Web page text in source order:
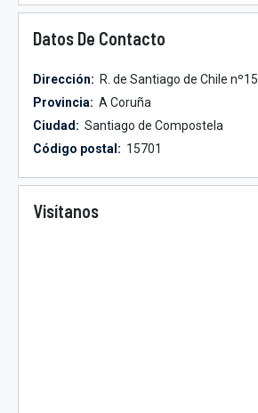
Datos De Contacto
Dirección: R. de Santiago de Chile nº15
Provincia: A Coruña
Ciudad: Santiago de Compostela
Código postal: 15701
Visítanos